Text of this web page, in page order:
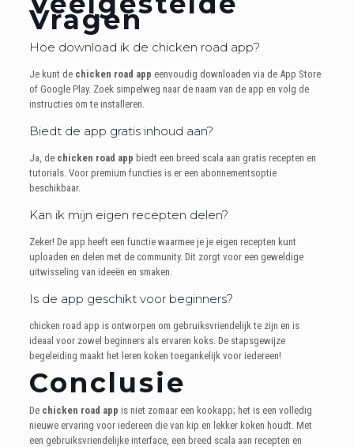
Vragen
Hoe download ik de chicken road app?
Je kunt de chicken road app eenvoudig downloaden via de App Store
of Google Play. Zoek simpelweg naar de naam van de app en volg de
instructies om te installeren.
Biedt de app gratis inhoud aan?
Ja, de chicken road app biedt een breed scala aan gratis recepten en
tutorials. Voor premium functies is er een abonnementsoptie
beschikbaar.
Kan ik mijn eigen recepten delen?
Zeker! De app heeft een functie waarmee je je eigen recepten kunt
uploaden en delen met de community. Dit zorgt voor een geweldige
uitwisseling van ideeën en smaken.
Is de app geschikt voor beginners?
chicken road app is ontworpen om gebruiksvriendelijk te zijn en is
ideaal voor zowel beginners als ervaren koks. De stapsgewijze
begeleiding maakt het leren koken toegankelijk voor iedereen!
Conclusie
De chicken road app is niet zomaar een kookapp; het is een volledig
nieuwe ervaring voor iedereen die van kip en lekker koken houdt. Met
een gebruiksvriendelijke interface, een breed scala aan recepten en